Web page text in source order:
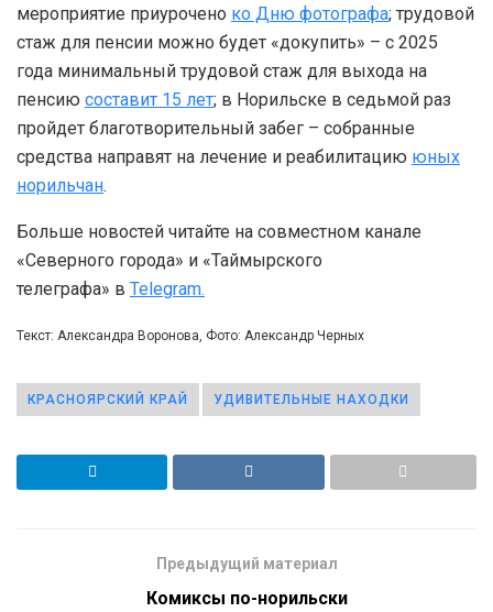
мероприятие приурочено ко Дню фотографа; трудовой
стаж для пенсии можно будет «докупить» – с 2025
года минимальный трудовой стаж для выхода на
пенсию составит 15 лет; в Норильске в седьмой раз
пройдет благотворительный забег – собранные
средства направят на лечение и реабилитацию юных
норильчан.
Больше новостей читайте на совместном канале
«Северного города» и «Таймырского
телеграфа» в Telegram.
Текст: Александра Воронова, Фото: Александр Черных
КРАСНОЯРСКИЙ КРАЙ УДИВИТЕЛЬНЫЕ НАХОДКИ
Предыдущий материал
Комиксы по-норильски